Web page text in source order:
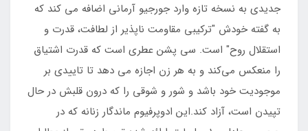
جدیدی به نسخه تازه وارد جورجیو آرمانی اضافه می کند که
به گفته خودش "ترکیبی مقاومت ناپذیر از لطافت، قدرت و
استقلال روح" است. سی پشن عطری است که قدرت اشتیاق
را منعکس می‌کند و به هر زن اجازه می دهد تا تاییدی بر
موجودیت خود باشد و شور و شوقی را که درون قلبش در حال
تپیدن است، آزاد کند.این ادوپرفیوم ماندگار زنانه که در